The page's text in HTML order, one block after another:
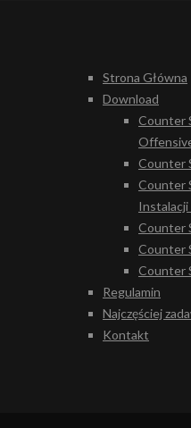
Strona Główna
Download
Counter
Counter
Counter
Instalacji
Counter
Counter
Counter
Regulamin
Najczęściej
Kontakt